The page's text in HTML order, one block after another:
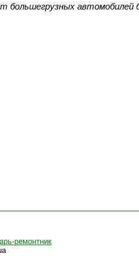
большегрузных автомобилей
ремонтник